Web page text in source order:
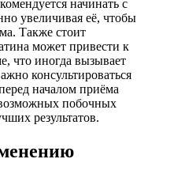
начинать с
увеличивая её, чтобы
Также стоит
может привести к
что иногда вызывает
консультироваться
началом приёма
побочных
результатов.